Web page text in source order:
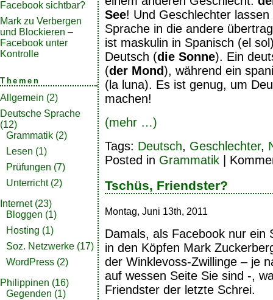
Facebook sichtbar?
Mark zu Verbergen
und Blockieren –
Facebook unter
Kontrolle
Themen
Allgemein (2)
Deutsche Sprache
(12)
Grammatik (2)
Lesen (1)
Prüfungen (7)
Unterricht(2)
Internet(23)
Bloggen (1)
Hosting (1)
Soz. Netzwerke (17)
WordPress (2)
Philippinen (16)
Gegenden (1)
See! Und Geschlechter
Sprache in die andere
ist maskulin in Spanisch (el
Deutsch (die Sonne). Ein
(der Mond), während ein
(la luna). Es ist genug, um
machen!
(mehr …)
Tags: Deutsch, Geschlechter,
Posted in Grammatik |
Tschüs, Friendster?
Montag, Juni 13th, 2011
Damals, als Facebook nur ein
in den Köpfen Mark
der Winklevoss-Zwillinge – je
auf wessen Seite Sie sind -,
Friendster der letzte Schrei.